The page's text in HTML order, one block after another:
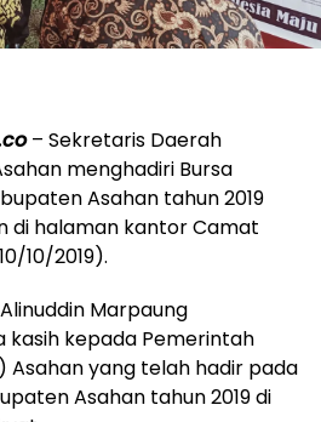
– Sekretaris Daerah
menghadiri Bursa
Asahan tahun 2019
di halaman kantor Camat
10/2019).
Marpaung
kepada Pemerintah
Asahan yang telah hadir pada
Asahan tahun 2019 di